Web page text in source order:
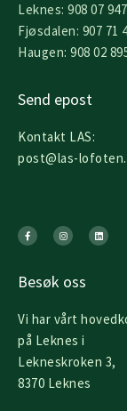
Leknes: 908 07 947
Fjøsdalen: 907 71
Haugen: 908 02
Send epost
Kontakt LAS:
post@las-
c
e
b
-
s
t
a
m
n
k
e
Besøk oss
Vi har vårt
på Leknes i
Lekneskroken 3,
8370 Leknes